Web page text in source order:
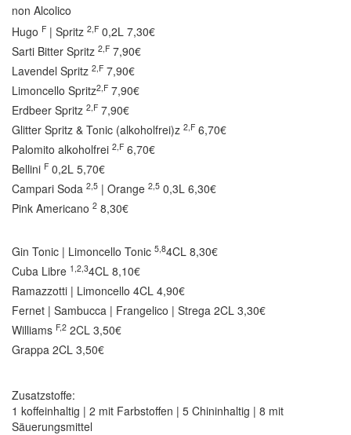
non Alcolico
Hugo F | Spritz 2,F 0,2L 7,30€
Sarti Bitter Spritz 2,F 7,90€
Lavendel Spritz 2,F 7,90€
Limoncello Spritz2,F 7,90€
Erdbeer Spritz 2,F 7,90€
Glitter Spritz & Tonic (alkoholfrei)z 2,F 6,70€
Palomito alkoholfrei 2,F 6,70€
Bellini F 0,2L 5,70€
Campari Soda 2,5 | Orange 2,5 0,3L 6,30€
Pink Americano 2 8,30€
Gin Tonic | Limoncello Tonic 5,84CL 8,30€
Cuba Libre 1,2,34CL 8,10€
Ramazzotti | Limoncello 4CL 4,90€
Fernet | Sambucca | Frangelico | Strega 2CL 3,30€
Williams F,2 2CL 3,50€
Grappa 2CL 3,50€
Zusatzstoffe:
1 koffeinhaltig | 2 mit Farbstoffen | 5 Chininhaltig | 8 mit
Säuerungsmittel